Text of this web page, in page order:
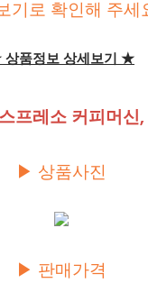
기로 확인해 주세
품정보 상세보기 ★
프레소 커피머
▶ 상품사진
▶ 판매가격